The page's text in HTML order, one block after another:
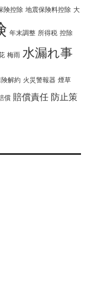
険控除 地震保険料控除 大
年末調整 所得税 控除
梅雨 水漏れ事
険解約 火災警報器 煙草
償 賠償責任 防止策